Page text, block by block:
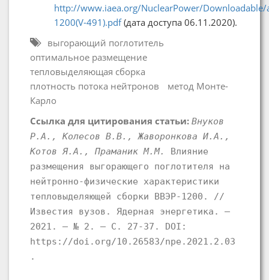
http://www.iaea.org/NuclearPower/Downloadable/
1200(V-491).pdf(дата доступа 06.11.2020).
выгорающий поглотитель
оптимальное размещение
тепловыделяющая сборка
плотность потока нейтронов
метод Монте-
Карло
Ссылка для цитирования статьи: Внуков
Р.А., Колесов В.В., Жаворонкова И.А.,
Котов Я.А., Праманик М.М.
Влияние
размещения выгорающего поглотителя на
нейтронно-физические характеристики
тепловыделяющей сборки ВВЭР-1200. //
Известия вузов. Ядерная энергетика. –
2021. – № 2. – С. 27-37. DOI:
https://doi.org/10.26583/npe.2021.2.03
.